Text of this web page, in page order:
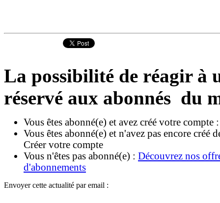
La possibilité de réagir à
réservé aux abonnés du
Vous êtes abonné(e) et avez créé votre compte
Vous êtes abonné(e) et n'avez pas encore créé
Créer votre compte
Vous n'êtes pas abonné(e) : Découvrez nos
d'abonnements
Envoyer cette actualité par email :